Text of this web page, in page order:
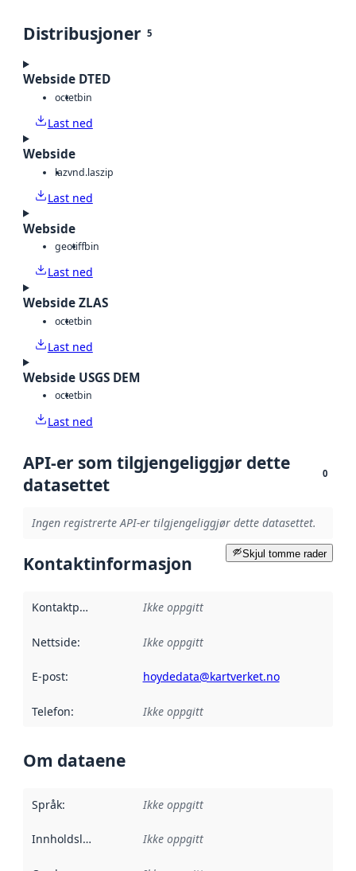
Distribusjoner 5
Webside DTED
octetbin
Last ned
Webside
lazvnd.laszip
Last ned
Webside
geotiffbin
Last ned
Webside ZLAS
octetbin
Last ned
Webside USGS DEM
octetbin
Last ned
API-er som tilgjengeliggjør dette
datasettet
0
Ingen registrerte API-er tilgjengeliggjør dette datasettet.
Skjul tomme rader
Kontaktinformasjon
Kontaktpunkt Ikke oppgitt
Nettside: Ikke oppgitt
E-post: hoydedata@kartverket.no
Telefon: Ikke oppgitt
Om dataene
Språk: Ikke oppgitt
Innholdsleverandører :
Ikke oppgitt